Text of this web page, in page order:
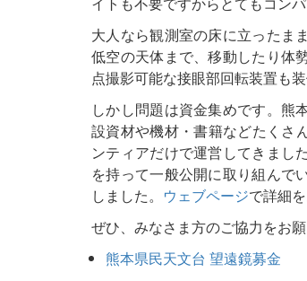
大人なら観測室の床に立ったま
低空の天体まで、移動したり体
点撮影可能な接眼部回転装置も装
しかし問題は資金集めです。熊
設資材や機材・書籍などたくさ
ンティアだけで運営してきまし
を持って一般公開に取り組んで
しました。 ウェブページで詳細
ぜひ、みなさま方のご協力をお願
熊本県民天文台 望遠鏡募金